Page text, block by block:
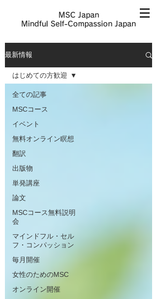
MSC Japan
​Mindful Self-Compassion Japan
最新情報
全ての記事
MSCコース
イベント
無料オンライン瞑想
翻訳
出版物
単発講座
論文
MSCコース無料説明
会
マインドフル・セル
フ・コンパッション
毎月開催
女性のためのMSC
オンライン開催
はじめての方歓迎